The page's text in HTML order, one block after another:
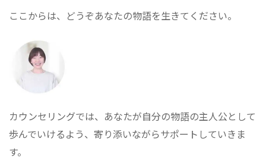
ここからは、どうぞあなたの物語を生きてください。
カウンセリングでは、あなたが自分の物語の主人公として
歩んでいけるよう、寄り添いながらサポートしていきま
す。